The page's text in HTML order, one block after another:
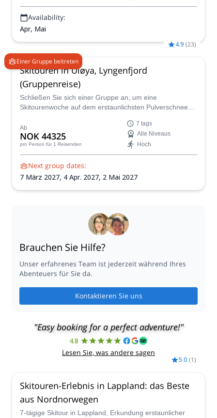
Availability:
Apr, Mai
Einer Gruppe beitreten
4.9 (23)
Skitouren in Uløya, Lyngenfjord
(Gruppenreise)
Schließen Sie sich einer Gruppe an, um eine
Skitourenwoche auf dem erstaunlichsten Pulverschnee
Norwegen zu genießen. Erleben Sie den Nervenkitzel des
Gleitens durch unberührten Pulverschnee inmitten der
dramatischen arktischen Landschaft, geführt von einem
erfahrenen IFMGA-zertifizierten Guide.
Ab
NOK 44325
pro Person für 1 Reisenden
7 tags
Alle Niveaus
Hoch
Next group dates:
7 März 2027, 4 Apr. 2027, 2 Mai 2027
Brauchen Sie Hilfe?
Unser erfahrenes Team ist jederzeit während Ihres
Abenteuers für Sie da.
Kontaktieren Sie uns
"Easy booking for a perfect adventure!"
4.8
Lesen Sie, was andere sagen
5.0 (1)
Skitouren-Erlebnis in Lappland: das Beste
aus Nordnorwegen
7-tägige Skitour in Lappland, Erkundung erstaunlicher